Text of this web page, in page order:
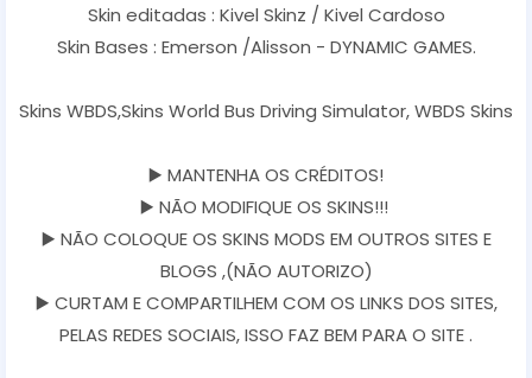
Skin editadas : Kivel Skinz / Kivel Cardoso
Skin Bases : Emerson /Alisson - DYNAMIC GAMES.
Skins WBDS,Skins World Bus Driving Simulator, WBDS Skins
▶️ MANTENHA OS CRÉDITOS!
▶️ NÃO MODIFIQUE OS SKINS!!!
▶️ NÃO COLOQUE OS SKINS MODS EM OUTROS SITES E
BLOGS ,(NÃO AUTORIZO)
▶️ CURTAM E COMPARTILHEM COM OS LINKS DOS SITES,
PELAS REDES SOCIAIS, ISSO FAZ BEM PARA O SITE .